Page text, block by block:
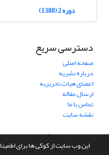
این وب سایت از کوکی ها برای
دوره 2 (1388)
دسترسی سریع
صفحه اصلی
درباره نشریه
اعضای هیات تحریریه
ارسال مقاله
تماس با ما
نقشه سایت
سامانه مدیریت نشریات علمی.